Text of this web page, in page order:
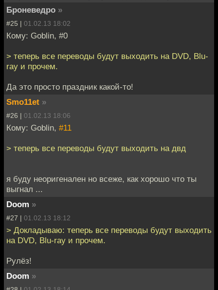
Броневедро »
#25 | 01.02.13 18:02
Кому: Goblin, #0
> теперь все переводы будут выходить на DVD, Blu-
ray и прочем.
Да это просто праздник какой-то!
Smo11et »
#26 | 01.02.13 18:06
Кому: Goblin, #11
> теперь все переводы будут выходить на двд
я буду неоригенален но всеже, как хорошо что ты
выгнал ...
Doom »
#27 | 01.02.13 18:12
> Докладываю: теперь все переводы будут выходить
на DVD, Blu-ray и прочем.
Рулёз!
Doom »